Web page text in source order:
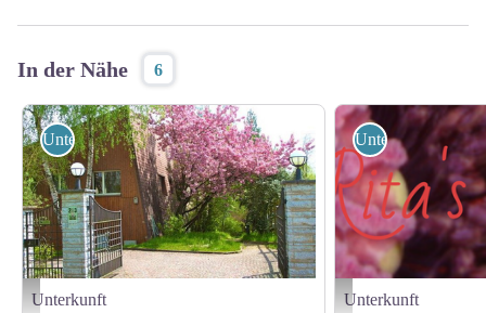
In der Nähe 6
BnB Horsemanship
Unterkunft
Unterkunft
BnB Rita
Unterkunft
Unterkunft